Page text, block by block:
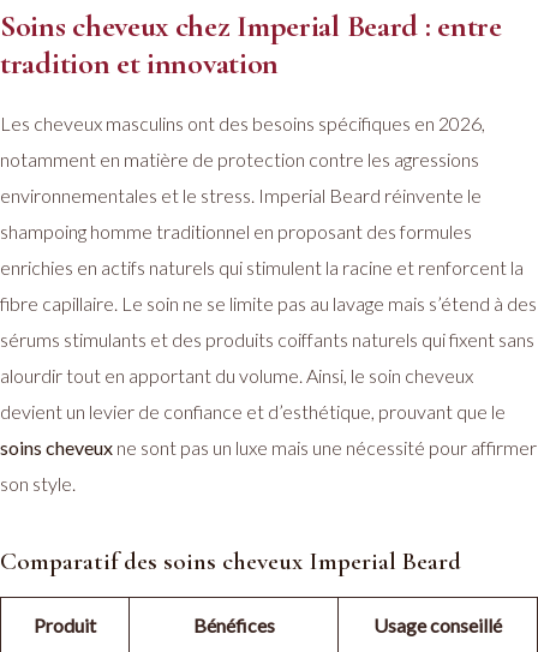
Soins cheveux chez Imperial Beard : entre
tradition et innovation
Les cheveux masculins ont des besoins spécifiques en 2026,
notamment en matière de protection contre les agressions
environnementales et le stress. Imperial Beard réinvente le
shampoing homme traditionnel en proposant des formules
enrichies en actifs naturels qui stimulent la racine et renforcent la
fibre capillaire. Le soin ne se limite pas au lavage mais s’étend à des
sérums stimulants et des produits coiffants naturels qui fixent sans
alourdir tout en apportant du volume. Ainsi, le soin cheveux
devient un levier de confiance et d’esthétique, prouvant que le
soins cheveux ne sont pas un luxe mais une nécessité pour affirmer
son style.
Comparatif des soins cheveux Imperial Beard
Produit Bénéfices Usage conseillé